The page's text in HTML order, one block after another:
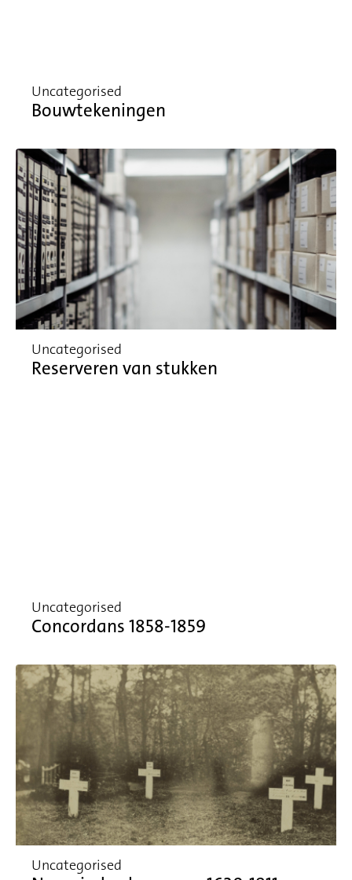
Uncategorised
Bouwtekeningen
Uncategorised
Reserveren van stukken
Uncategorised
Concordans 1858-1859
Uncategorised